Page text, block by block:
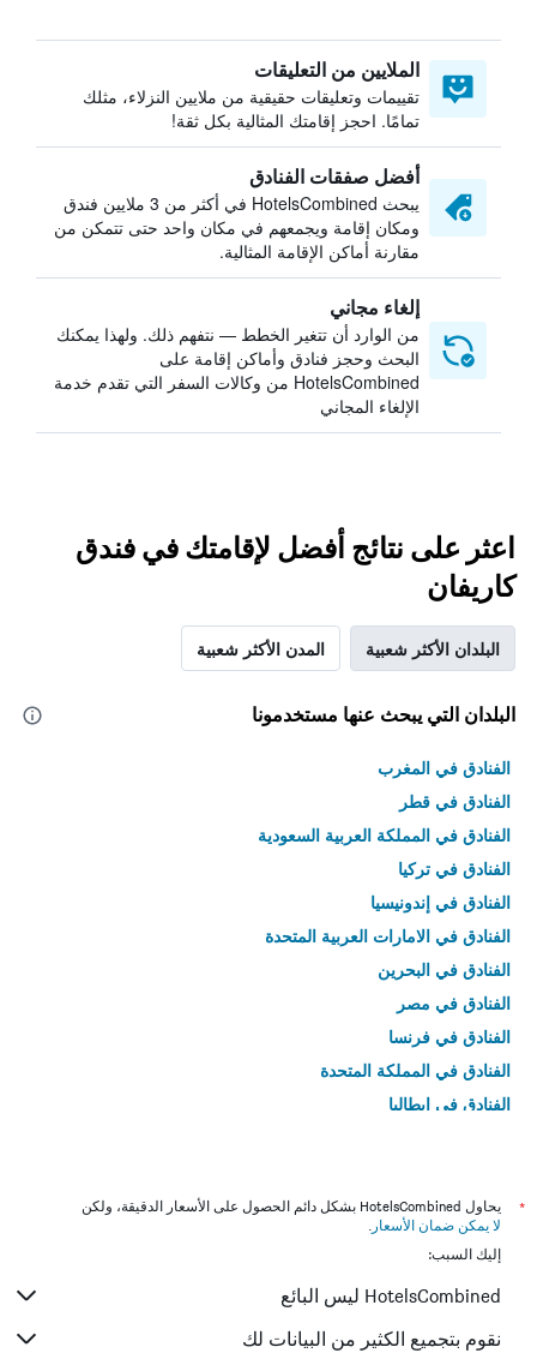
الملايين من التعليقات
تقييمات وتعليقات حقيقية من ملايين النزلاء، مثلك
تمامًا. احجز إقامتك المثالية بكل ثقة!
أفضل صفقات الفنادق
يبحث HotelsCombined في أكثر من 3 ملايين فندق
ومكان إقامة ويجمعهم في مكان واحد حتى تتمكن من
مقارنة أماكن الإقامة المثالية.
إلغاء مجاني
من الوارد أن تتغير الخطط — نتفهم ذلك. ولهذا يمكنك
البحث وحجز فنادق وأماكن إقامة على
HotelsCombined من وكالات السفر التي تقدم خدمة
الإلغاء المجاني
اعثر على نتائج أفضل لإقامتك في فندق
كاريفان
البلدان الأكثر شعبية المدن الأكثر شعبية
البلدان التي يبحث عنها مستخدمونا
الفنادق في المغرب
الفنادق في قطر
الفنادق في المملكة العربية السعودية
الفنادق في تركيا
الفنادق في إندونيسيا
الفنادق في الامارات العربية المتحدة
الفنادق في البحرين
الفنادق في مصر
الفنادق في فرنسا
الفنادق في المملكة المتحدة
الفنادق في إيطاليا
*
يحاول HotelsCombined بشكل دائم الحصول على الأسعار الدقيقة، ولكن
لا يمكن ضمان الأسعار .
إليك السبب:
HotelsCombined ليس البائع
نقوم بتجميع الكثير من البيانات لك